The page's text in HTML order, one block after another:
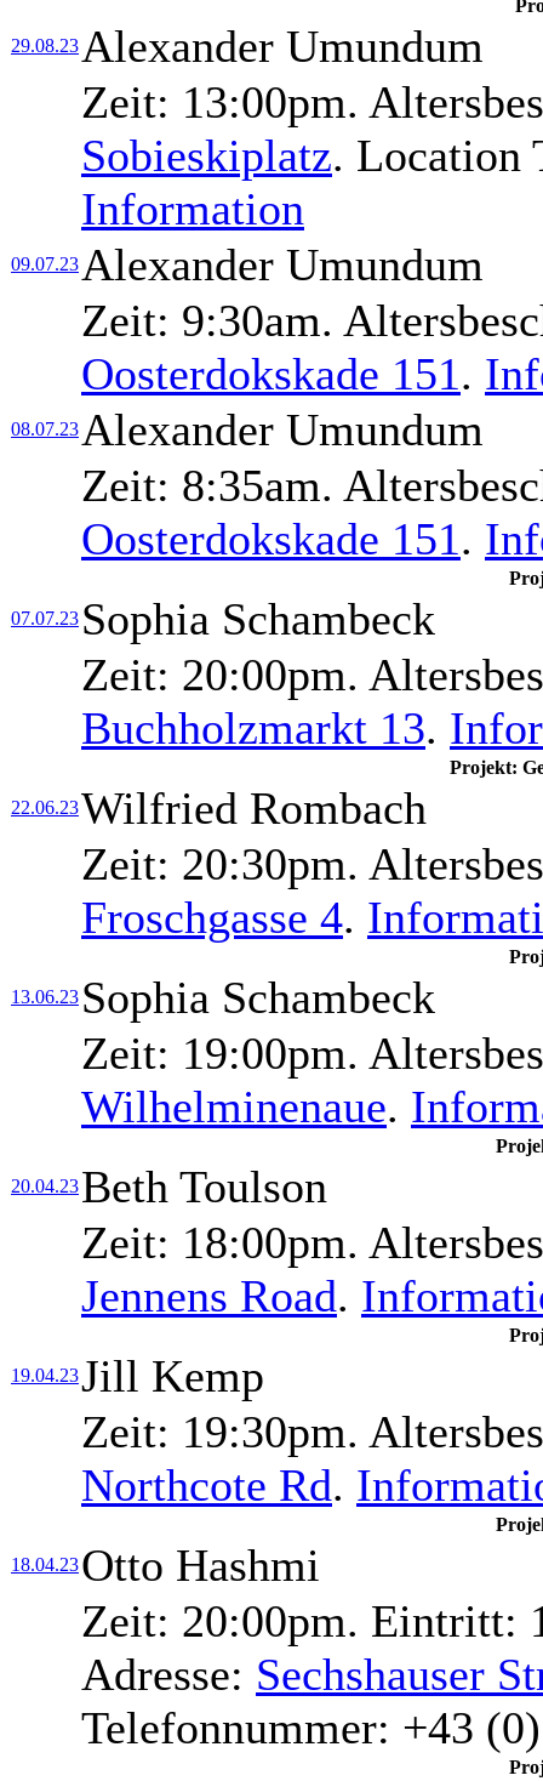
29.08.23Alexander Umundum
Zeit: 13:00pm.
Sobieskiplatz. Location
Information
09.07.23Alexander Umundum
Zeit: 9:30am.
Oosterdokskade 151.
08.07.23Alexander Umundum
Zeit: 8:35am.
Oosterdokskade 151.
07.07.23 Sophia Schambeck
Zeit: 20:00pm.
Buchholzmarkt 13.
Projekt:
22.06.23Wilfried Rombach
Zeit: 20:30pm.
Froschgasse 4.
13.06.23 Sophia Schambeck
Zeit: 19:00pm.
Wilhelminenaue.
20.04.23Beth Toulson
Zeit: 18:00pm.
Jennens Road.
19.04.23Jill Kemp
Zeit: 19:30pm.
Northcote Rd.
18.04.23Otto Hashmi
Zeit: 20:00pm. Eintritt:
Adresse: Sechshauser
Telefonnummer: +43